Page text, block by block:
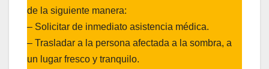
de la siguiente manera:
– Solicitar de inmediato asistencia médica.
– Trasladar a la persona afectada a la sombra, a
un lugar fresco y tranquilo.